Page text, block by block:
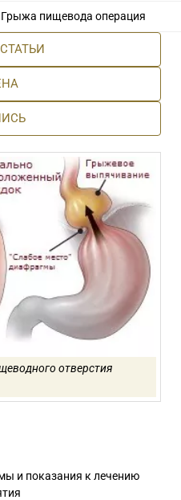
Грыжа пищевода операция
отверстия
и показания к лечению